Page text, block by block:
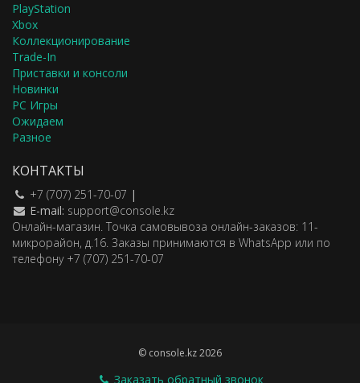
PlayStation
Xbox
Коллекционирование
Trade-In
Приставки и консоли
Новинки
PC Игры
Ожидаем
Разное
КОНТАКТЫ
+7 (707) 251-70-07 |
E-mail: support@console.kz
Онлайн-магазин. Точка самовывоза онлайн-заказов: 11-
микрорайон, д.16. Заказы принимаются в WhatsApp или по
телефону +7 (707) 251-70-07
© console.kz 2026
Заказать обратный звонок